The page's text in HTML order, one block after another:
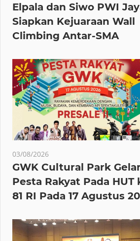
Elpala dan Siwo PWI
Siapkan Kejuaraan Wall
Climbing Antar-SMA
03/08/2026
GWK Cultural Park
Pesta Rakyat Pada HUT
81 RI Pada 17 Agustus